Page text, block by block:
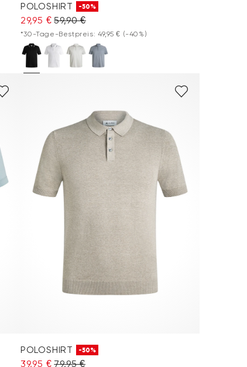
POLOSHIRT -50%
29,95 € 59,90 €
*30-Tage-Bestpreis: 49,95 € (-40%)
POLOSHIRT -50%
39,95 € 79,95 €